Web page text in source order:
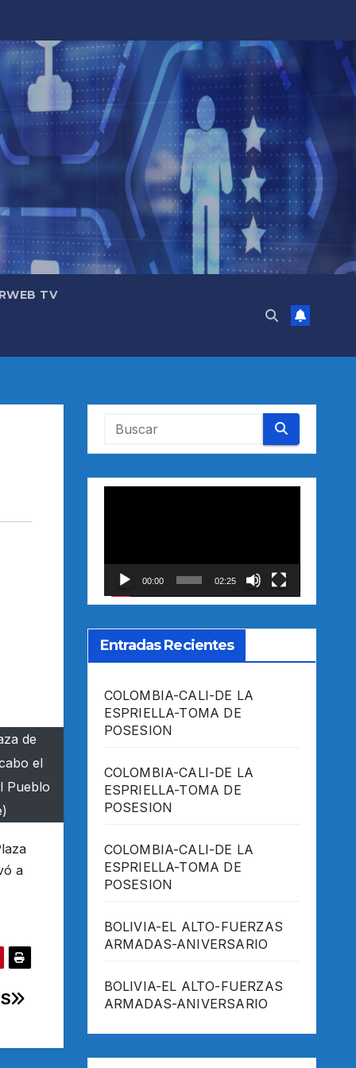
TV
de
el
Pueblo
a
00:00 02:25
Entradas Recientes
COLOMBIA-CALI-DE LA
ESPRIELLA-TOMA DE
POSESION
COLOMBIA-CALI-DE LA
ESPRIELLA-TOMA DE
POSESION
COLOMBIA-CALI-DE LA
ESPRIELLA-TOMA DE
POSESION
BOLIVIA-EL ALTO-FUERZAS
ARMADAS-ANIVERSARIO
BOLIVIA-EL ALTO-FUERZAS
ARMADAS-ANIVERSARIO